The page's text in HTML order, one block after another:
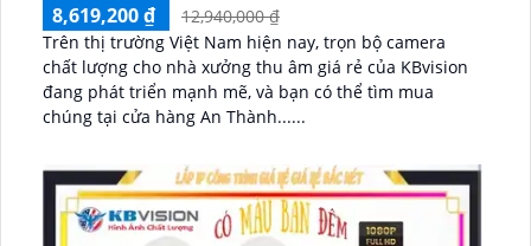
8,619,200 ₫
12,940,000 ₫
Trên thị trường Việt Nam hiện nay, trọn bộ camera
chất lượng cho nhà xưởng thu âm giá rẻ của KBvision
đang phát triển mạnh mẽ, và bạn có thể tìm mua
chúng tại cửa hàng An Thành......